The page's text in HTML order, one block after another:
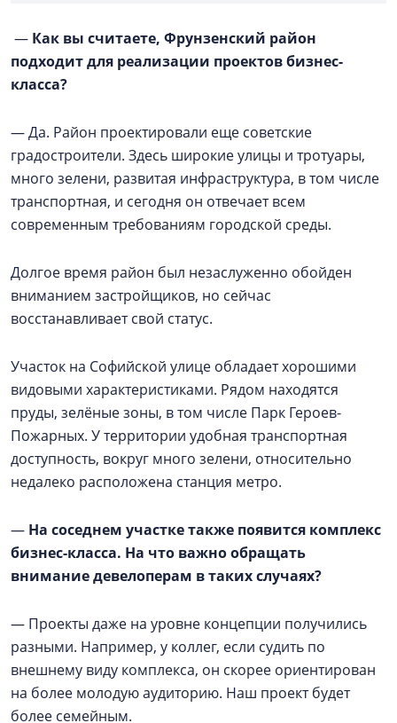
— Как вы считаете, Фрунзенский район
подходит для реализации проектов бизнес-
класса?
— Да. Район проектировали еще советские
градостроители. Здесь широкие улицы и тротуары,
много зелени, развитая инфраструктура, в том числе
транспортная, и сегодня он отвечает всем
современным требованиям городской среды.
Долгое время район был незаслуженно обойден
вниманием застройщиков, но сейчас
восстанавливает свой статус.
Участок на Софийской улице обладает хорошими
видовыми характеристиками. Рядом находятся
пруды, зелёные зоны, в том числе Парк Героев-
Пожарных. У территории удобная транспортная
доступность, вокруг много зелени, относительно
недалеко расположена станция метро.
— На соседнем участке также появится комплекс
бизнес-класса. На что важно обращать
внимание девелоперам в таких случаях?
— Проекты даже на уровне концепции получились
разными. Например, у коллег, если судить по
внешнему виду комплекса, он скорее ориентирован
на более молодую аудиторию. Наш проект будет
более семейным.